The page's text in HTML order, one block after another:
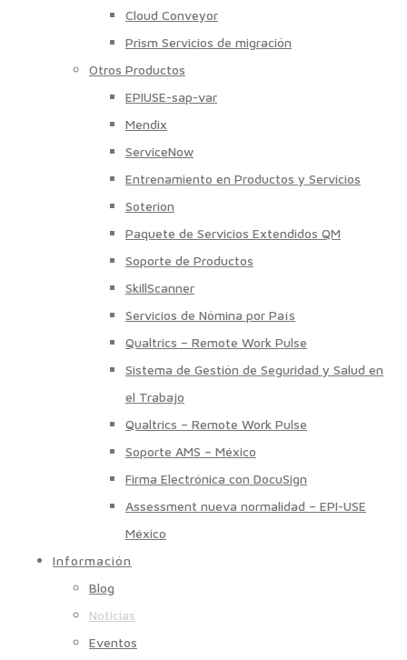
Cloud Conveyor
Prism Servicios de migración
Otros Productos
EPIUSE-sap-var
Mendix
ServiceNow
Entrenamiento en Productos y Servicios
Soterion
Paquete de Servicios Extendidos QM
Soporte de Productos
SkillScanner
Servicios de Nómina por País
Qualtrics – Remote Work Pulse
Sistema de Gestión de Seguridad y Salud en
el Trabajo
Qualtrics – Remote Work Pulse
Soporte AMS – México
Firma Electrónica con DocuSign
Assessment nueva normalidad – EPI-USE
México
Información
Blog
Noticias
Eventos